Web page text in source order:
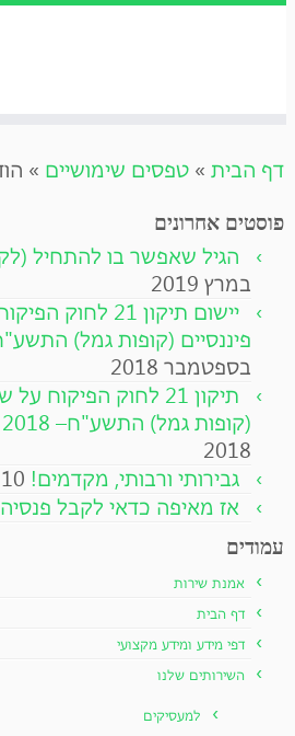
דף הבית » טפסים שימושיים »
פוסטים אחרונים
הגיל שאפשר בו להתחיל
במרץ 2019
יישום תיקון 21
פיננסיים (קופות גמל) התשע"ח–
בספטמבר 2018
תיקון 21 לחוק הפיקוח
(קופות גמל) התשע"ח– 2018
2018
גבירותי ורבותי, מקדמים! 10 בפברואר 2018
אז מאיפה כדאי לקבל
עמודים
אמנת שירות
דף הבית
דפי מידע ומידע מקצועי
השירותים שלנו
למעסיקים